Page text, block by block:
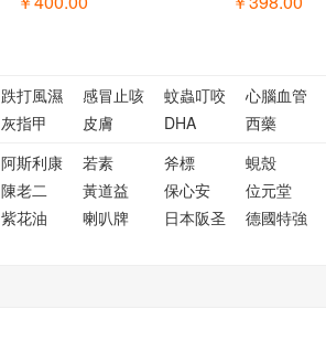
跌打風濕 感冒止咳 蚊蟲叮咬 心腦血管
灰指甲 皮膚 DHA 西藥
阿斯利康 若素 斧標 蜆殼
陳老二 黃道益 保心安 位元堂
紫花油 喇叭牌 日本阪圣 德國特強